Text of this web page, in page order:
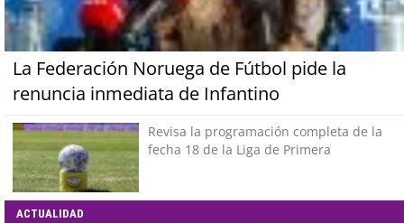
La Federación Noruega de Fútbol pide la
renuncia inmediata de Infantino
Revisa la programación completa de la
fecha 18 de la Liga de Primera
ACTUALIDAD